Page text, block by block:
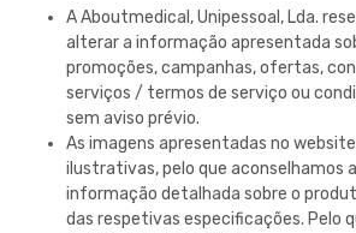
AAboutmedical, Unipessoal, Lda.
alterar a informação apresentada
promoções, campanhas, ofertas,
serviços / termos de serviço ou
sem aviso prévio.
As imagens apresentadas no
ilustrativas, pelo que aconselhamos
informação detalhada sobre o
das respetivas especificações. Pelo